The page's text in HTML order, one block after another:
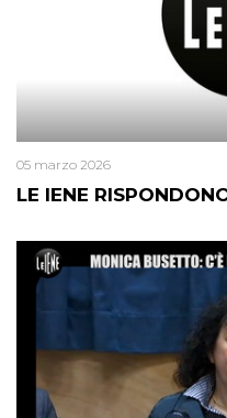
LE IENE
05 marzo 2026